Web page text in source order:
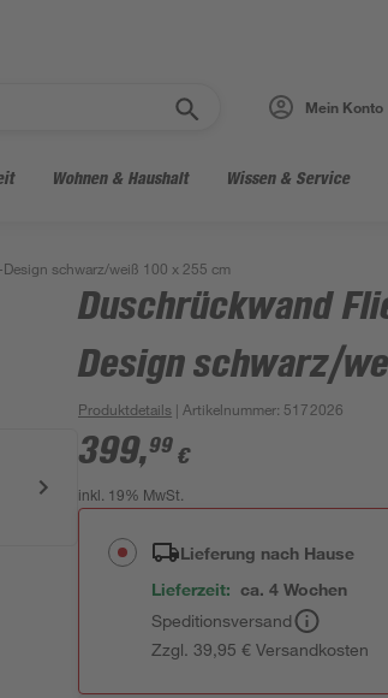
Mein Konto
Wohnen & Haushalt Wissen & Service
schwarz/weiß 100 x 255 cm
Duschrückwand
Design schwarz/
Produktdetails | Artikelnummer: 5172026
399,99 €
inkl. 19% MwSt.
Lieferung nach Hause
Lieferzeit: ca. 4 Wochen
Speditionsversand
Zzgl. 39,95 € Versandkosten